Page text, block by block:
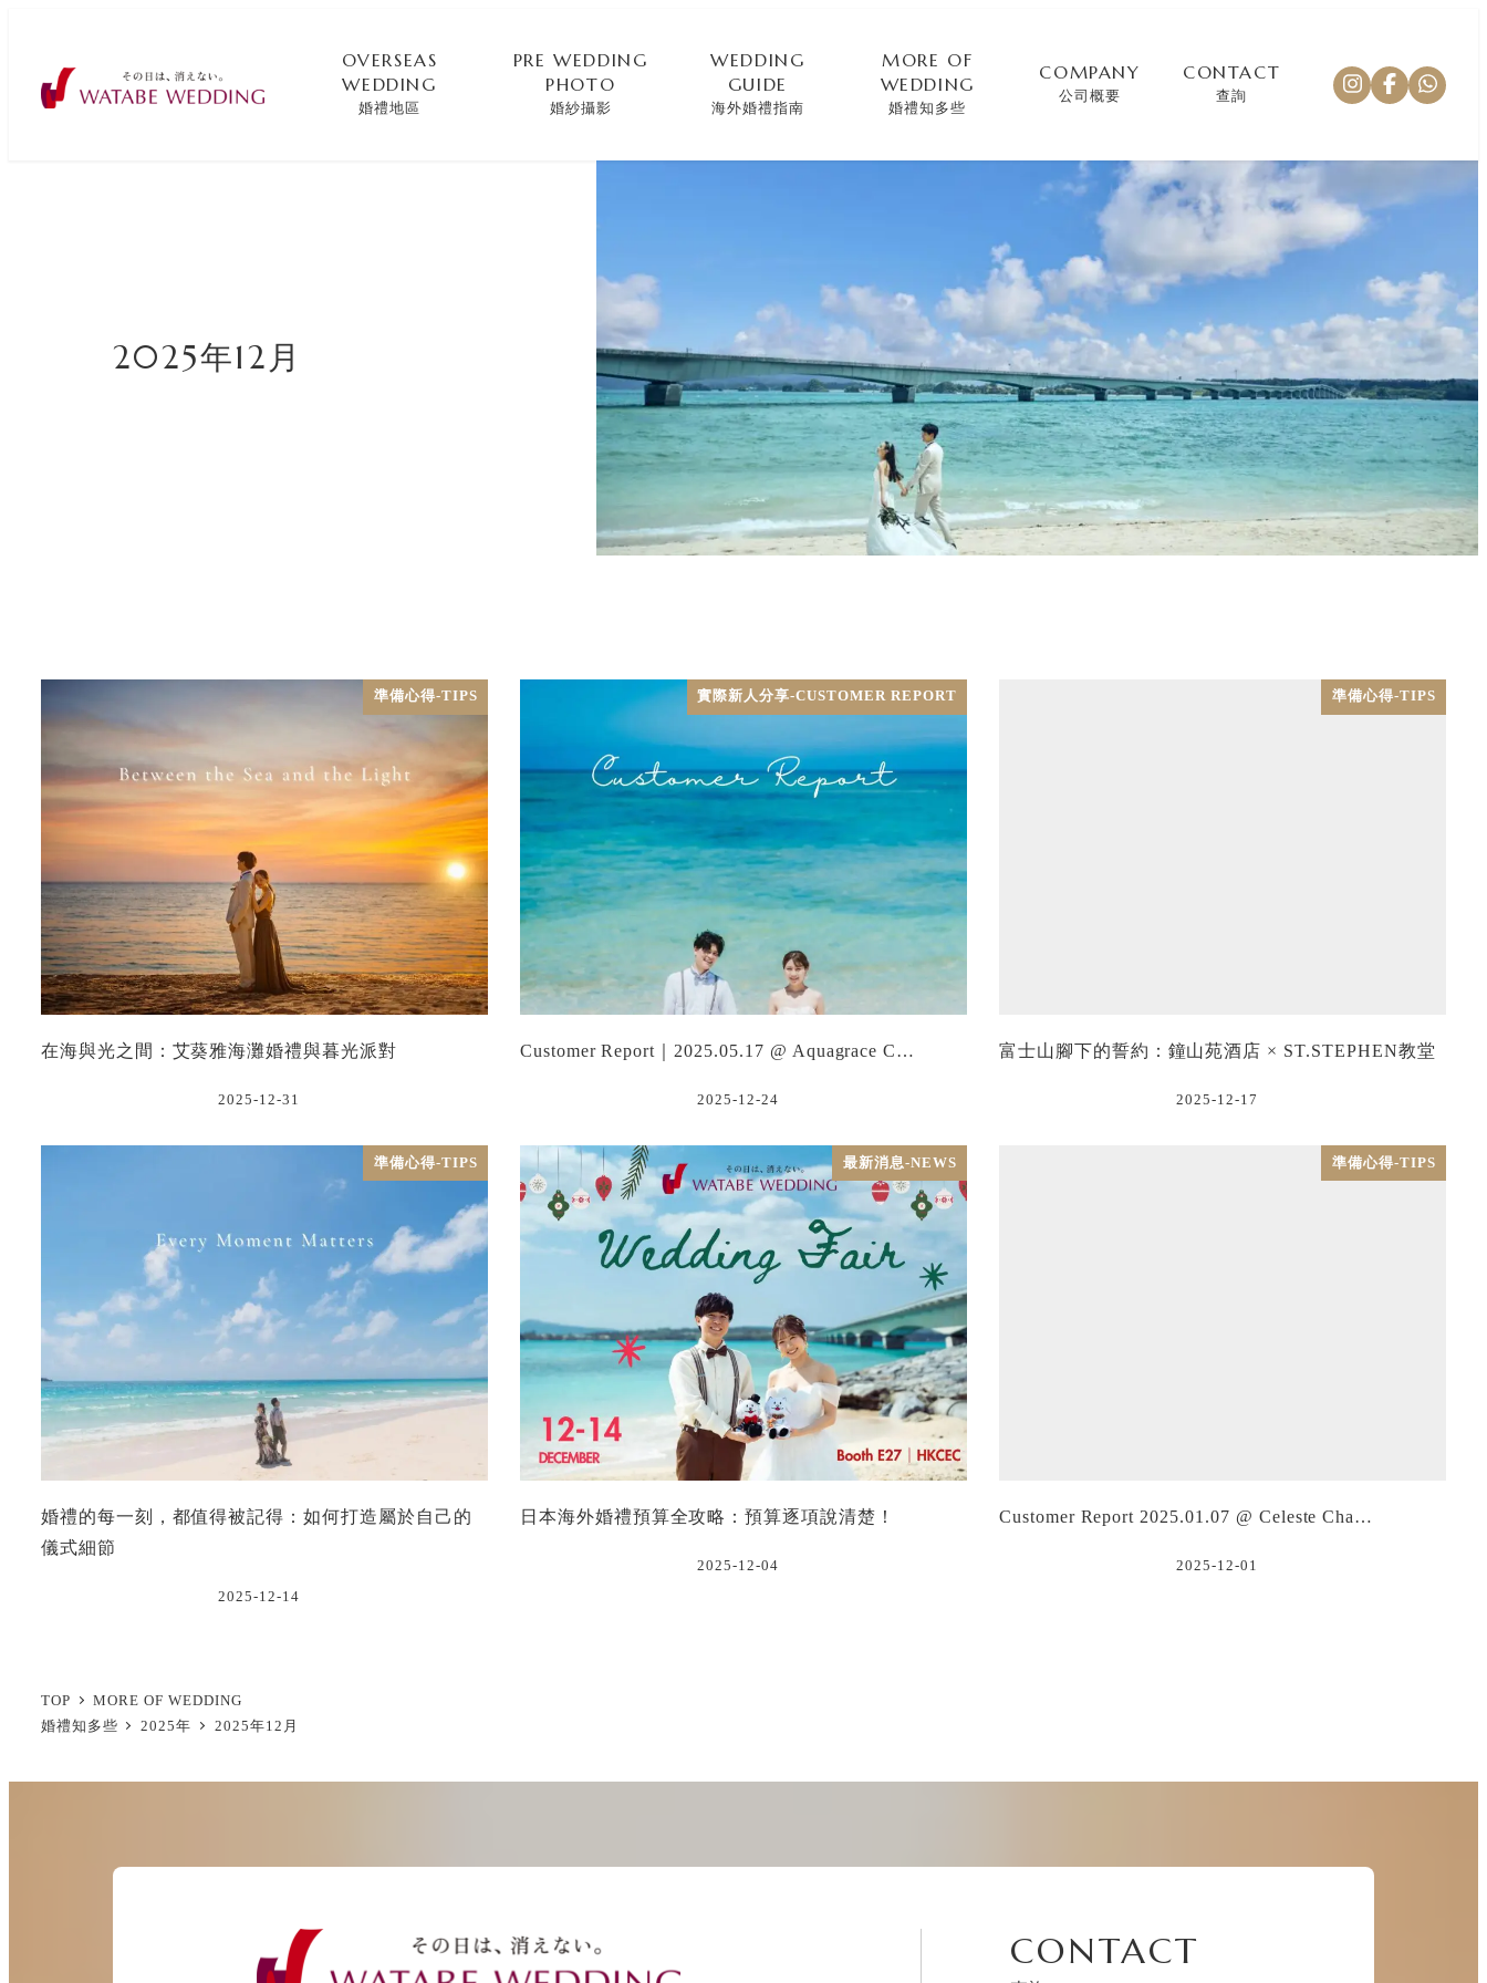
OVERSEAS
WEDDING
婚禮地區
PRE WEDDING
PHOTO
婚紗攝影
WEDDING
GUIDE
海外婚禮指南
MORE OF
WEDDING
婚禮知多些
COMPANY
公司概要
CONTACT
查詢
2025年12月
準備心得-TIPS
在海與光之間：艾葵雅海灘婚禮與暮光派對
2025-12-31
實際新人分享-CUSTOMER REPORT
Customer Report｜2025.05.17 @ Aquagrace C…
2025-12-24
準備心得-TIPS
富士山腳下的誓約：鐘山苑酒店 × ST.STEPHEN教堂
2025-12-17
準備心得-TIPS
婚禮的每一刻，都值得被記得：如何打造屬於自己的
儀式細節
2025-12-14
最新消息-NEWS
日本海外婚禮預算全攻略：預算逐項說清楚！
2025-12-04
準備心得-TIPS
Customer Report 2025.01.07 @ Celeste Cha…
2025-12-01
TOP
MORE OF WEDDING
婚禮知多些
2025年 2025年12月
CONTACT